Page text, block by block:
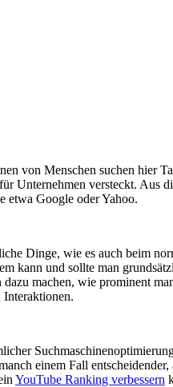
von Menschen suchen hier
Unternehmen versteckt. Aus
etwa Google oder Yahoo.
Dinge, wie es auch beim
kann und sollte man
machen, wie prominent
Interaktionen.
einem Fall
YouTube Ranking verbessern